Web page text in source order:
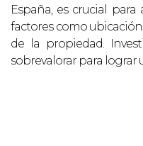
España, es crucial para
factores como
de la propiedad.
sobrevalorar para lograr